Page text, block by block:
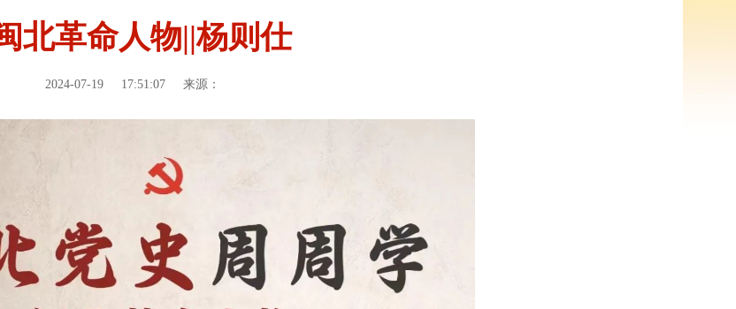
北革命人物||杨则仕
2024-07-19 17:51:07 来源：